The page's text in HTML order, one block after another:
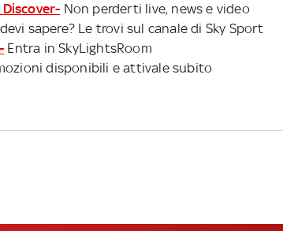
Non perderti live, news e video
sapere? Le trovi sul canale di Sky Sport
Entra in SkyLightsRoom
disponibili e attivale subito